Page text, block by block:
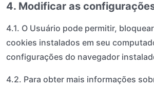
4. Modificar as
4.1. O Usuário pode permitir,
cookies instalados em seu
configurações do navegador
4.2. Para obter mais informações